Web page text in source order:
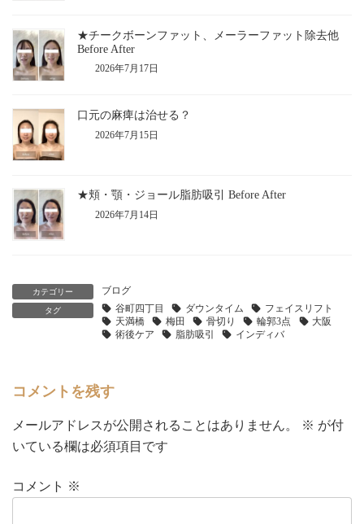
★チークボーンファット、メーラーファット除去他
Before After
2026年7月17日
口元の麻痺は治せる？
2026年7月15日
★頬・顎・ジョール脂肪吸引 Before After
2026年7月14日
カテゴリー ブログ
タグ 谷町四丁目 ダウンタイム
フェイスリフト
天満橋
梅田 骨切り 輪郭3点
大阪
術後ケア
脂肪吸引 インディバ
コメントを残す
メールアドレスが公開されることはありません。 ※ が付
いている欄は必須項目です
コメント ※